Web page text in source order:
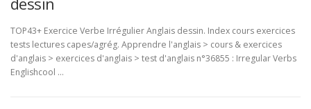
TOP43+ Exercice Verbe Irrégulier Anglais dessin. Index cours exercices
tests lectures capes/agrég. Apprendre l'anglais > cours & exercices
d'anglais > exercices d'anglais > test d'anglais n°36855 : Irregular Verbs
Englishcool …